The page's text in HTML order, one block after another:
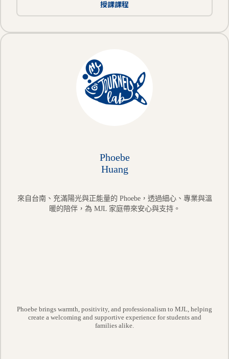
授課課程
Phoebe
Huang
來自台南、充滿陽光與正能量的 Phoebe，透過細心、專業與溫
暖的陪伴，為 MJL 家庭帶來安心與支持。
Phoebe brings warmth, positivity, and professionalism to MJL, helping
create a welcoming and supportive experience for students and
families alike.